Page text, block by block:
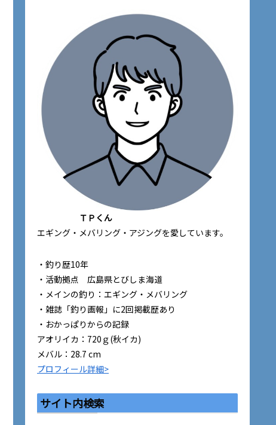
ＴＰくん
エギング・メバリング・アジングを愛しています。
・釣り歴10年
・活動拠点 広島県とびしま海道
・メインの釣り：エギング・メバリング
・雑誌「釣り画報」に2回掲載歴あり
・おかっぱりからの記録
アオリイカ：720ｇ(秋イカ)
メバル：28.7 cm
プロフィール詳細>
サイト内検索